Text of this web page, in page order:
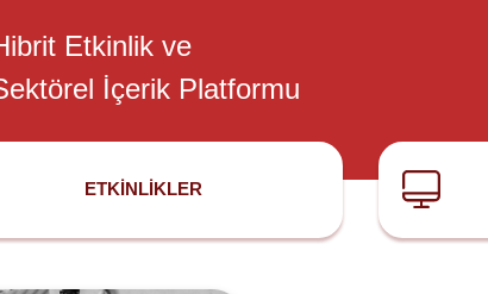
Etkinlik ve
İçerik Platformu
ETKINLIKLER